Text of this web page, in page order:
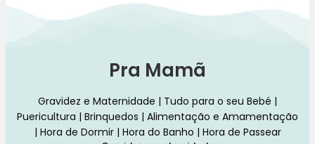
Pra Mamã
Gravidez e Maternidade | Tudo para o seu Bebé |
Puericultura | Brinquedos | Alimentação e Amamentação
| Hora de Dormir | Hora do Banho | Hora de Passear